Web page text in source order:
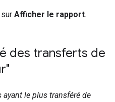
Afficher le rapport.
des transferts de
ayant le plus transféré de